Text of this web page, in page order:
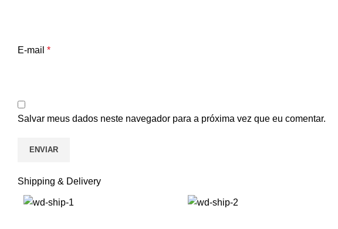
E-mail *
Salvar meus dados neste navegador para a próxima vez que eu comentar.
Shipping & Delivery